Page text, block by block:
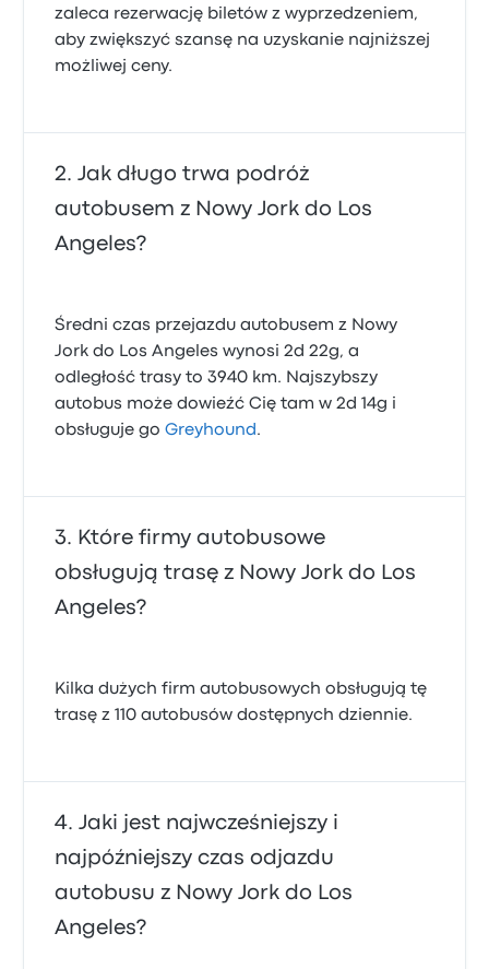
zaleca rezerwację biletów z wyprzedzeniem,
aby zwiększyć szansę na uzyskanie najniższej
możliwej ceny.
Jak długo trwa podróż
autobusem z Nowy Jork do Los
Angeles?
Średni czas przejazdu autobusem z Nowy
Jork do Los Angeles wynosi 2d 22g, a
odległość trasy to 3940 km. Najszybszy
autobus może dowieźć Cię tam w 2d 14g i
obsługuje goGreyhound .
Które firmy autobusowe
obsługują trasę z Nowy Jork do Los
Angeles?
Kilka dużych firm autobusowych obsługują tę
trasę z 110 autobusów dostępnych dziennie.
Jaki jest najwcześniejszy i
najpóźniejszy czas odjazdu
autobusu z Nowy Jork do Los
Angeles?